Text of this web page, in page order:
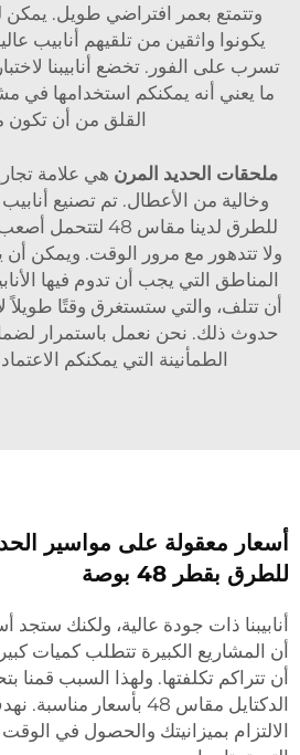
وتتمتع بعمر افتراضي طويل. يمكن
يكونوا واثقين من تلقيهم أنابيب
تسرب على الفور. تخضع أنابيبنا
ما يعني أنه يمكنكم استخدامها في
القلق من أن تكون
ملحقات الحديد المرن هي علامة
وخالية من الأعطال. تم تصنيع
للطرق لدينا مقاس
ولا تتدهور مع مرور الوقت. ويمكن
المناطق التي يجب أن تدوم فيها
أن تتلف، والتي ستستغرق وقتًا طويلاً
حدوث ذلك. نحن نعمل باستمرار
الطمأنينة التي يمكنكم
أسعار معقولة على مواسير
للطرق بقطر 48 بوصة
أنابيبنا ذات جودة عالية، ولكنك ستجد
أن المشاريع الكبيرة تتطلب كميات
أن تتراكم تكلفتها. ولهذا السبب قمنا
الدكتايل مقاس 48 بأسعار
الالتزام بميزانيتك والحصول في